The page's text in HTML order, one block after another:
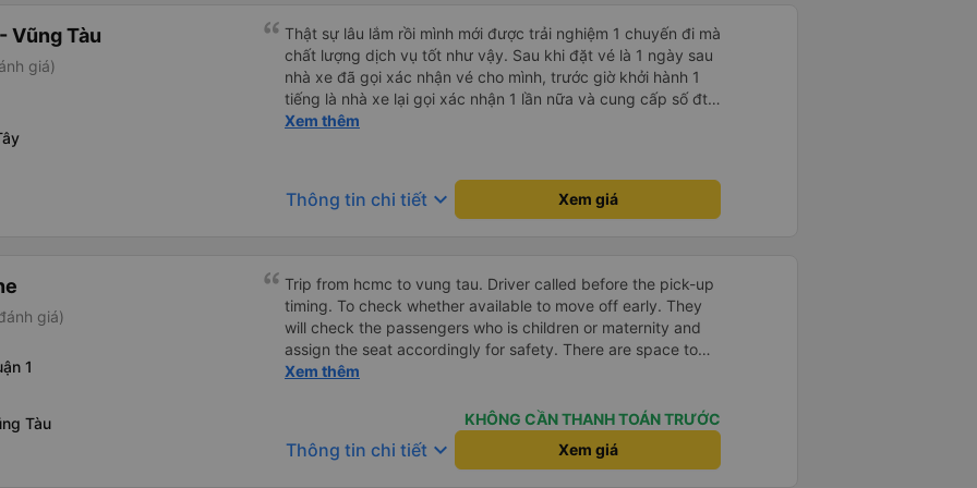
Vũng Tàu
giá)
Thật sự lâu lắm rồi mình mới được trải nghiệm 1 chuyến đi mà
chất lượng dịch vụ tốt như vậy. Sau khi đặt vé là 1 ngày sau
nhà xe đã gọi xác nhận vé cho mình, trước giờ khởi hành 1
tiếng là nhà xe lại gọi xác nhận 1 lần nữa và cung cấp số đt
của bác tài và số xe. Dịch vụ tốt, xe sạch sẽ và bác tài chạy
Xem thêm
Thông tin chi tiết keyboard_arrow_down Xem giá
giá)
1
Tàu
Trip from hcmc to vung tau. Driver called before the pick-up
timing. To check whether available to move off early. They
will check the passengers who is children or maternity and
assign the seat accordingly for safety. There are space to
put your luggage. The charging port and LCD screen is not
comfortable and you can adjust the seat to the maximum
compared to other seat. It comes with massage seat. One
stop point for Toilet break available. You can choose the
Xem thêm
KHÔNG CẦN THANH TOÁN TRƯỚC
Thông tin chi tiết keyboard_arrow_down Xem giá